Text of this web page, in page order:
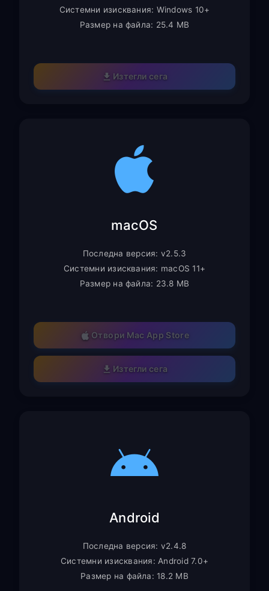
Системни изисквания: Windows 10+
Размер на файла: 25.4 MB
Изтегли сега
macOS
Последна версия: v2.5.3
Системни изисквания: macOS 11+
Размер на файла: 23.8 MB
Отвори Mac App Store
Изтегли сега
Android
Последна версия: v2.4.8
Системни изисквания: Android 7.0+
Размер на файла: 18.2 MB